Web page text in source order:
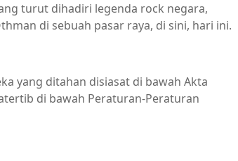
turut dihadiri legenda rock negara,
di sebuah pasar raya, di sini, hari ini.
yang ditahan disiasat di bawah Akta
di bawah Peraturan-Peraturan